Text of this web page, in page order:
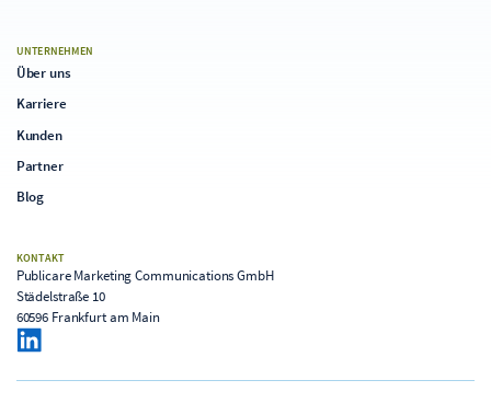
UNTERNEHMEN
Über uns
Karriere
Kunden
Partner
Blog
KONTAKT
Publicare Marketing Communications GmbH
Städelstraße 10
60596 Frankfurt am Main